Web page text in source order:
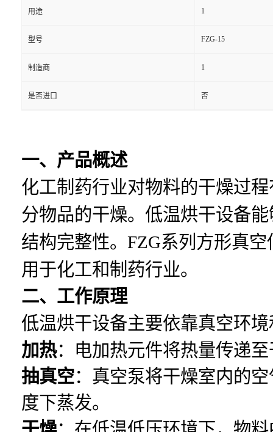
用途 1
型号 FZG-15
制造商 1
是否进口 否
一、产品概述
化工制药行业对物料的干燥过
分物品的干燥。低温烘干设备
结构完整性。FZG系列方形真
用于化工和制药行业。
二、工作原理
低温烘干设备主要依靠真空环
加热：电加热元件将热量传递
抽真空：真空泵将干燥室内的
度下蒸发。